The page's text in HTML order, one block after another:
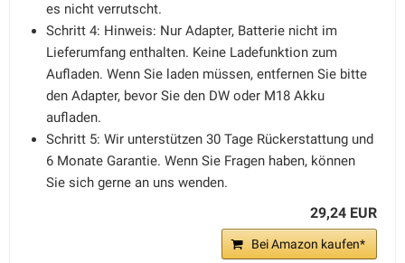
es nicht verrutscht.
Schritt 4: Hinweis: Nur Adapter, Batterie nicht im
Lieferumfang enthalten. Keine Ladefunktion zum
Aufladen. Wenn Sie laden müssen, entfernen Sie bitte
den Adapter, bevor Sie den DW oder M18 Akku
aufladen.
Schritt 5: Wir unterstützen 30 Tage Rückerstattung und
6 Monate Garantie. Wenn Sie Fragen haben, können
Sie sich gerne an uns wenden.
29,24 EUR
Bei Amazon kaufen*